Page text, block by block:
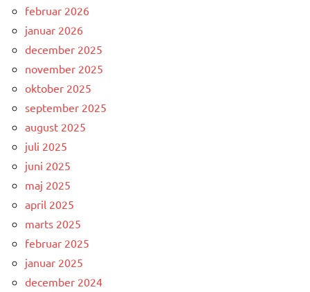
februar 2026
januar 2026
december 2025
november 2025
oktober 2025
september 2025
august 2025
juli 2025
juni 2025
maj 2025
april 2025
marts 2025
februar 2025
januar 2025
december 2024